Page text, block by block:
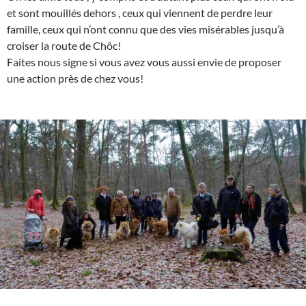
et sont mouillés dehors , ceux qui viennent de perdre leur
famille, ceux qui n’ont connu que des vies misérables jusqu’à
croiser la route de Chôc!
Faites nous signe si vous avez vous aussi envie de proposer
une action près de chez vous!